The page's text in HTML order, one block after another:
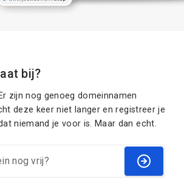
bij?
zijn nog genoeg domeinnamen
deze keer niet langer en registreer je
niemand je voor is. Maar dan echt.